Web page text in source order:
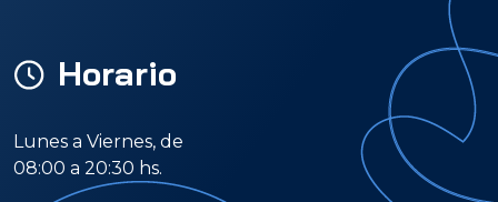
Horario
Lunes a Viernes, de
08:00 a 20:30 hs.